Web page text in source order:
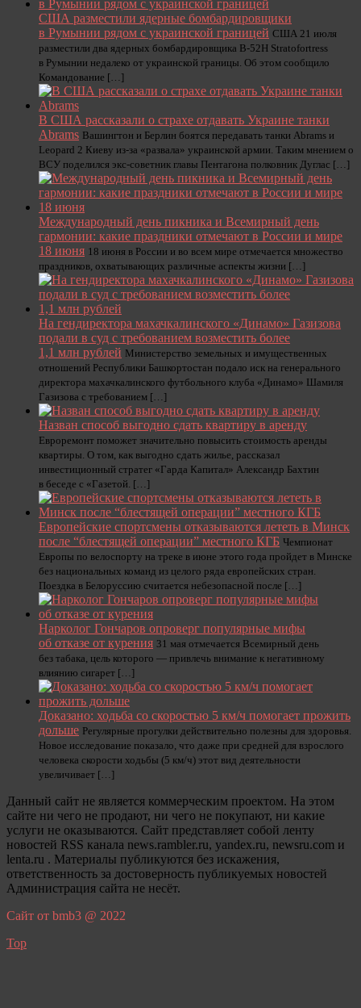
США разместили ядерные бомбардировщики
в Румынии рядом с украинской границей США 21 июля
разместили два ядерных бомбардировщика B-52H Stratofortress
в Румынии недалеко от украинской границы. Об этом сообщило
Командование […]
В США рассказали о страхе отдавать Украине танки
Abrams Вашингтон и Берлин боятся передавать танки Abrams и
Leopard 2 Киеву из-за «развала» украинской армии. Таким мнением о
ВСУ поделился экс-советник главы Пентагона полковник Дуглас […]
Международный день пикника и Всемирный день
гармонии: какие праздники отмечают в России и мире
18 июня 18 июня в России и во всем мире отмечается множество
праздников, охватывающих различные аспекты жизни […]
На гендиректора махачкалинского «Динамо» Газизова
подали в суд с требованием возместить более
1,1 млн рублей Министерство земельных и имущественных
отношений Республики Башкортостан подало иск на генерального
директора махачкалинского футбольного клуба «Динамо» Шамиля
Газизова с требованием […]
Назван способ выгодно сдать квартиру в аренду
Евроремонт поможет значительно повысить стоимость аренды
квартиры. О том, как выгодно сдать жилье, рассказал
инвестиционный стратег «Гарда Капитал» Александр Бахтин
в беседе с «Газетой. […]
Европейские спортсмены отказываются лететь в Минск
после “блестящей операции” местного КГБ Чемпионат
Европы по велоспорту на треке в июне этого года пройдет в Минске
без национальных команд из целого ряда европейских стран.
Поездка в Белоруссию считается небезопасной после […]
Нарколог Гончаров опроверг популярные мифы
об отказе от курения 31 мая отмечается Всемирный день
без табака, цель которого — привлечь внимание к негативному
влиянию сигарет […]
Доказано: ходьба со скоростью 5 км/ч помогает прожить
дольше Регулярные прогулки действительно полезны для здоровья.
Новое исследование показало, что даже при средней для взрослого
человека скорости ходьбы (5 км/ч) этот вид деятельности
увеличивает […]
Данный сайт не является коммерческим проектом. На этом
сайте ни чего не продают, ни чего не покупают, ни какие
услуги не оказываются. Сайт представляет собой ленту
новостей RSS канала news.rambler.ru, yandex.ru, newsru.com и
lenta.ru . Материалы публикуются без искажения,
ответственность за достоверность публикуемых новостей
Администрация сайта не несёт.
Сайт от bmb3 @ 2022
Top